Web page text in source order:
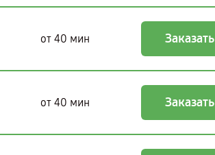
от 40 мин Заказать
от 40 мин Заказать